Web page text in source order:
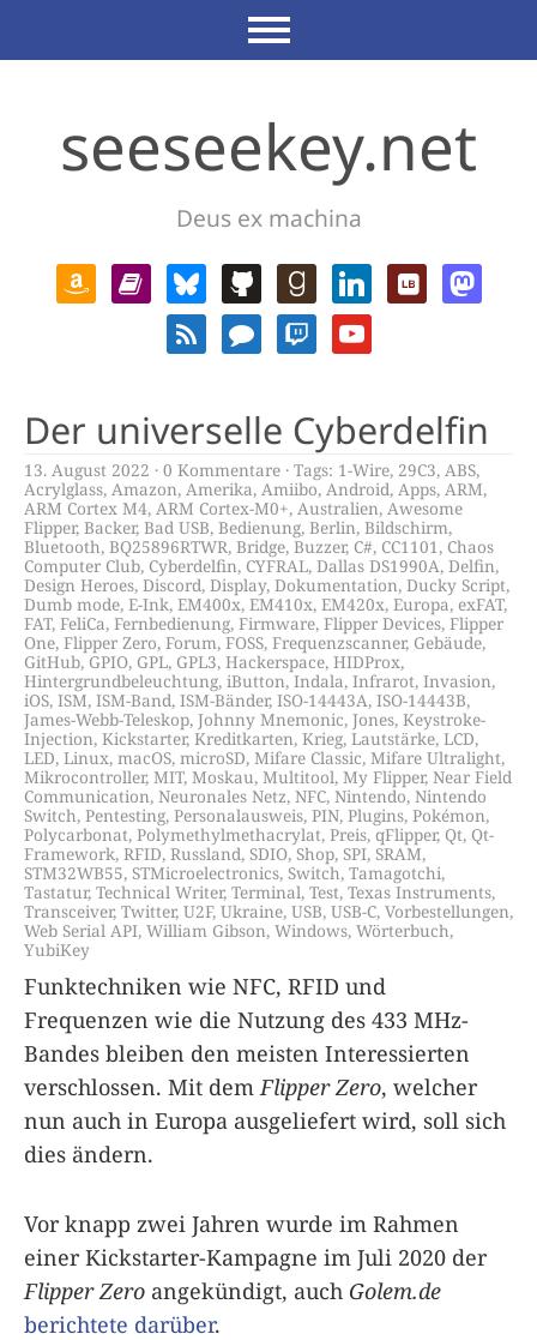
seeseekey.net
Deus ex machina
Der universelle Cyberdelfin
13. August 2022 0 Kommentare Tags: 1-Wire, 29C3, ABS,
Acrylglass, Amazon, Amerika, Amiibo, Android, Apps, ARM,
ARM Cortex M4, ARM Cortex-M0+, Australien, Awesome
Flipper, Backer, Bad USB, Bedienung, Berlin, Bildschirm,
Bluetooth, BQ25896RTWR, Bridge, Buzzer, C#, CC1101 , Chaos
Computer Club, Cyberdelfin, CYFRAL, Dallas DS1990A, Delfin,
Design Heroes, Discord, Display, Dokumentation, Ducky Script,
Dumb mode, E-Ink, EM400x, EM410x, EM420x, Europa, exFAT,
FAT, FeliCa, Fernbedienung, Firmware, Flipper Devices, Flipper
One, Flipper Zero, Forum, FOSS, Frequenzscanner, Gebäude,
GitHub,GPIO, GPL, GPL3, Hackerspace, HIDProx,
Hintergrundbeleuchtung, iButton,Indala, Infrarot, Invasion,
iOS, ISM, ISM-Band, ISM-Bänder, ISO-14443A, ISO-14443B,
James-Webb-Teleskop, Johnny Mnemonic, Jones, Keystroke-
Injection, Kickstarter, Kreditkarten, Krieg, Lautstärke, LCD,
LED, Linux, macOS, microSD, Mifare Classic, Mifare Ultralight,
Mikrocontroller, MIT, Moskau, Multitool, My Flipper, Near Field
Communication, Neuronales Netz, NFC, Nintendo, Nintendo
Switch, Pentesting, Personalausweis, PIN, Plugins, Pokémon,
Polycarbonat, Polymethylmethacrylat, Preis, qFlipper, Qt, Qt-
Framework, RFID, Russland, SDIO,Shop, SPI, SRAM,
STM32WB55, STMicroelectronics, Switch, Tamagotchi,
Tastatur, Technical Writer, Terminal, Test, Texas Instruments,
Transceiver, Twitter, U2F, Ukraine, USB, USB-C, Vorbestellungen,
Web Serial API, William Gibson, Windows, Wörterbuch,
YubiKey
Funktechniken wie NFC, RFID und
Frequenzen wie die Nutzung des 433 MHz-
Bandes bleiben den meisten Interessierten
verschlossen. Mit dem Flipper Zero, welcher
nun auch in Europa ausgeliefert wird, soll sich
dies ändern.
Vor knapp zwei Jahren wurde im Rahmen
einer Kickstarter-Kampagne im Juli 2020 der
Flipper Zero angekündigt, auch Golem.de
berichtete darüber.